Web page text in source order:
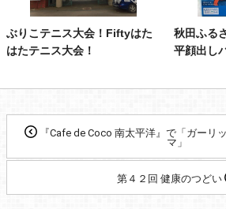
ぶりこテニス大会！Fiftyはた
はたテニス大会！
秋田ふる
平顔出し
『Cafe de Ⅽoco 南太平洋』で「ガーリ
マ」
第４２回 健康のつどい